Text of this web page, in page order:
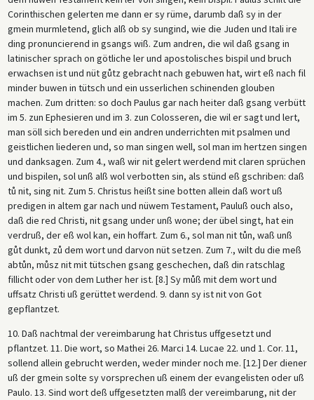
Corinthischen gelerten me dann er sy rüme, darumb daß sy in der
gmein murmletend, glich alß ob sy sungind, wie die Juden und Itali ire
ding pronuncierend in gsangs wiß. Zum andren, die wil daß gsang in
latinischer sprach on götliche ler und apostolisches bispil und bruch
erwachsen ist und nüt gůtz gebracht nach gebuwen hat, wirt eß nach fil
minder buwen in tütsch und ein usserlichen schinenden glouben
machen. Zum dritten: so doch Paulus gar nach heiter daß gsang verbütt
im 5. zun Ephesieren und im 3. zun Colosseren, die wil er sagt und lert,
man söll sich bereden und ein andren underrichten mit psalmen und
geistlichen liederen und, so man singen well, sol man im hertzen singen
und danksagen. Zum 4., waß wir nit gelert werdend mit claren sprüchen
und bispilen, sol unß alß wol verbotten sin, als stünd eß gschriben: daß
tů nit, sing nit. Zum 5. Christus heißt sine botten allein daß wort uß
predigen in altem gar nach und nüwem Testament, Pauluß ouch also,
daß die red Christi, nit gsang under unß wone; der übel singt, hat ein
verdruß, der eß wol kan, ein hoffart. Zum 6., sol man nit tůn, waß unß
gůt dunkt, zů dem wort und darvon nüt setzen. Zum 7., wilt du die meß
abtůn, můsz nit mit tütschen gsang geschechen, daß din ratschlag
fillicht oder von dem Luther her ist. [8.] Sy můß mit dem wort und
uffsatz Christi uß gerüttet werdend. 9. dann sy ist nit von Got
gepflantzet.
10. Daß nachtmal der vereimbarung hat Christus uffgesetzt und
pflantzet. 11. Die wort, so Mathei 26. Marci 14. Lucae 22. und 1. Cor. 11,
sollend allein gebrucht werden, weder minder noch me. [12.] Der diener
uß der gmein solte sy vorsprechen uß einem der evangelisten oder uß
Paulo. 13. Sind wort deß uffgesetzten malß der vereimbarung, nit der